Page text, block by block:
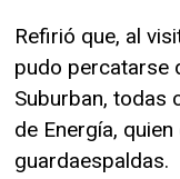
Refirió que, al
pudo percatarse
Suburban, todas
de Energía,
guardaespaldas.